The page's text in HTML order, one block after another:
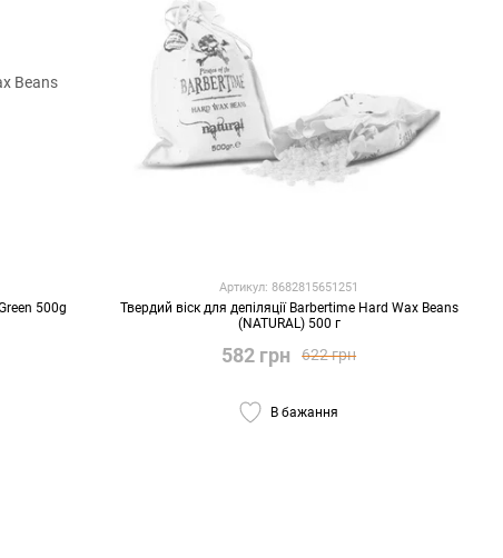
500g
Артикул: 8682815651251
Твердий віск для депіляції Barbertime Hard Wax Beans
(NATURAL) 500 г
622 грн
582 грн
В бажання